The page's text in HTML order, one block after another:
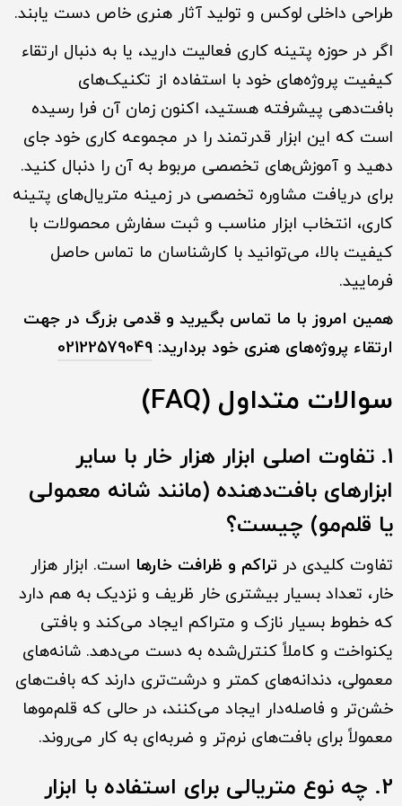
طراحی داخلی لوکس و تولید آثار هنری خاص دست یابند.
اگر در حوزه پتینه کاری فعالیت دارید، یا به دنبال ارتقاء
کیفیت پروژه‌های خود با استفاده از تکنیک‌های
بافت‌دهی پیشرفته هستید، اکنون زمان آن فرا رسیده
است که این ابزار قدرتمند را در مجموعه کاری خود جای
دهید و آموزش‌های تخصصی مربوط به آن را دنبال کنید.
برای دریافت مشاوره تخصصی در زمینه متریال‌های پتینه
کاری، انتخاب ابزار مناسب و ثبت سفارش محصولات با
کیفیت بالا، می‌توانید با کارشناسان ما تماس حاصل
فرمایید.
همین امروز با ما تماس بگیرید و قدمی بزرگ در جهت
ارتقاء پروژه‌های هنری خود بردارید: 02122579049
سوالات متداول (FAQ)
1. تفاوت اصلی ابزار هزار خار با سایر
ابزارهای بافت‌دهنده (مانند شانه معمولی
یا قلم‌مو) چیست؟
تفاوت کلیدی در تراکم و ظرافت خارها است. ابزار هزار
خار، تعداد بسیار بیشتری خار ظریف و نزدیک به هم دارد
که خطوط بسیار نازک و متراکم ایجاد می‌کند و بافتی
یکنواخت و کاملاً کنترل‌شده به دست می‌دهد. شانه‌های
معمولی، دندانه‌های کمتر و درشت‌تری دارند که بافت‌های
خشن‌تر و فاصله‌دار ایجاد می‌کنند، در حالی که قلم‌موها
معمولاً برای بافت‌های نرم‌تر و ضربه‌ای به کار می‌روند.
2. چه نوع متریالی برای استفاده با ابزار